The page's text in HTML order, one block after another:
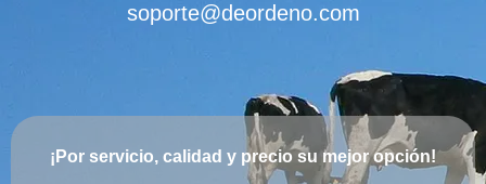
soporte@deordeno.com
¡Por servicio, calidad y precio su mejor opción!